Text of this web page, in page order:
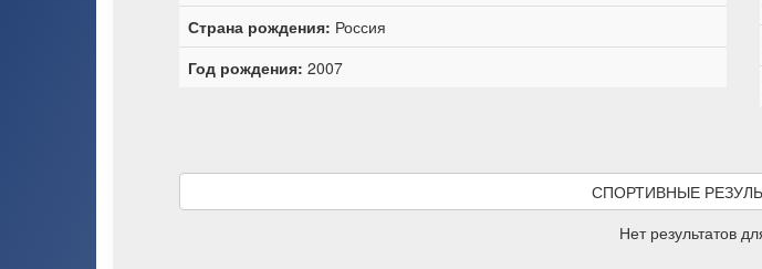
Страна рождения: Россия
Год рождения: 2007
СПОРТИВНЫЕ
Нет результатов